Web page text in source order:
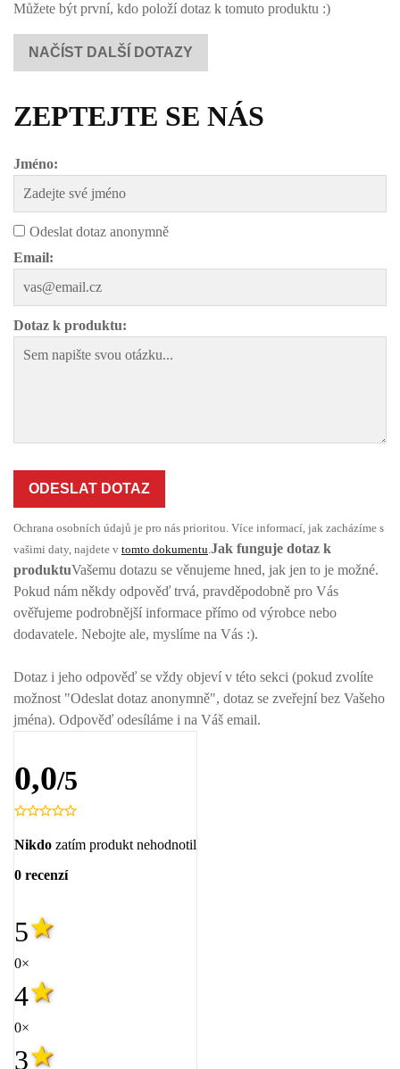
Můžete být první, kdo položí dotaz k tomuto produktu :)
NAČÍST DALŠÍ DOTAZY
ZEPTEJTE SE NÁS
Jméno:
Odeslat dotaz anonymně
Email:
Dotaz k produktu:
ODESLAT DOTAZ
Ochrana osobních údajů je pro nás prioritou. Více informací, jak zacházíme s
vašimi daty, najdete v tomto dokumentu.Jak funguje dotaz k
produktuVašemu dotazu se věnujeme hned, jak jen to je možné.
Pokud nám někdy odpověď trvá, pravděpodobně pro Vás
ověřujeme podrobnější informace přímo od výrobce nebo
dodavatele. Nebojte ale, myslíme na Vás :).
Dotaz i jeho odpověď se vždy objeví v této sekci (pokud zvolíte
možnost "Odeslat dotaz anonymně", dotaz se zveřejní bez Vašeho
jména). Odpověď odesíláme i na Váš email.
0,0/5
Nikdo zatím produkt nehodnotil
0 recenzí
5
0×
4
0×
3